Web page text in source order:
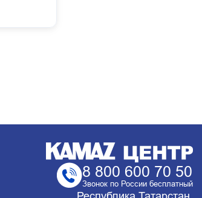
8 800 600 70 50
Звонок по России бесплатный